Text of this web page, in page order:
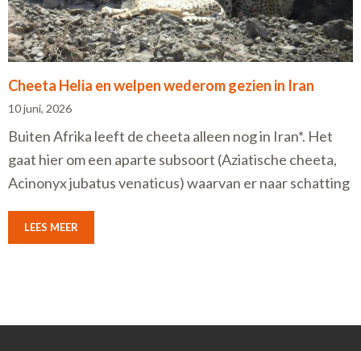
Cheeta Helia en welpen wederom gezien in Iran
10 juni, 2026
Buiten Afrika leeft de cheeta alleen nog in Iran*. Het
gaat hier om een aparte subsoort (Aziatische cheeta,
Acinonyx jubatus venaticus) waarvan er naar schatting
LEES MEER